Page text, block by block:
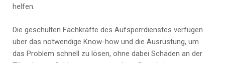
helfen.
Die geschulten Fachkräfte des Aufsperrdienstes verfügen
über das notwendige Know-how und die Ausrüstung, um
das Problem schnell zu lösen, ohne dabei Schäden an der